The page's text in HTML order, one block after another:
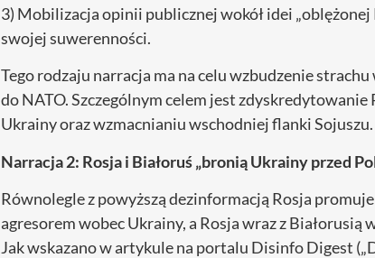
3) Mobilizacja opinii publicznej wokół idei
swojej suwerenności.
Tego rodzaju narracja ma na celu wzbudzenie
do NATO. Szczególnym celem jest
Ukrainy oraz wzmacnianiu wschodniej flanki Sojuszu.
Narracja 2: Rosja i Białoruś „bronią Ukrainy przed
Równolegle z powyższą dezinformacją Rosja
agresorem wobec Ukrainy, a Rosja wraz z
Jak wskazano w artykule na portalu Disinfo Digest